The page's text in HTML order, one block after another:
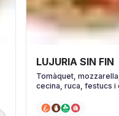
LUJURIA SIN FIN
Tomàquet,
cecina, ruca, festucs i